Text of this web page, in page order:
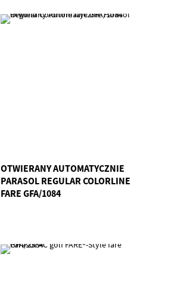
OTWIERANY AUTOMATYCZNIE
PARASOL REGULAR COLORLINE
FARE GFA/1084